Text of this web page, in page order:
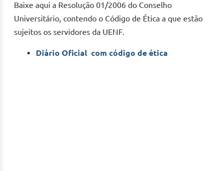
Baixe aqui a Resolução 01/2006 do Conselho
Universitário, contendo o Código de Ética a que estão
sujeitos os servidores da UENF.
Diário Oficial com código de ética